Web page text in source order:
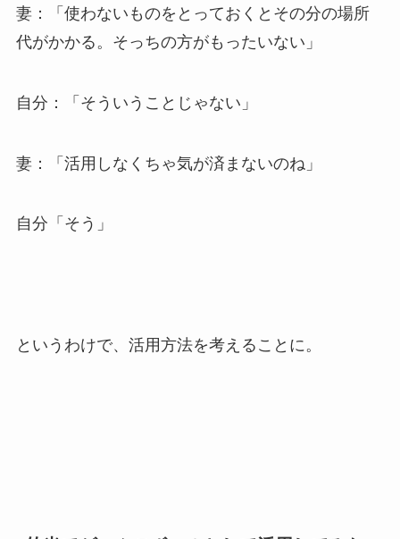
妻：「使わないものをとっておくとその分の場所
代がかかる。そっちの方がもったいない」
自分：「そういうことじゃない」
妻：「活用しなくちゃ気が済まないのね」
自分「そう」
というわけで、活用方法を考えることに。